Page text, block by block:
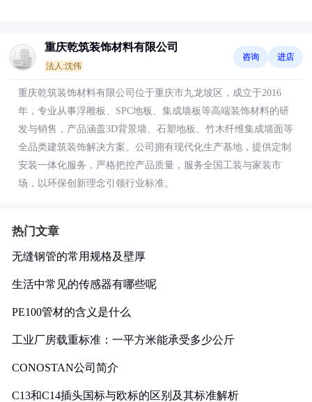
重庆乾筑装饰材料有限公司
法人:沈伟
咨询 进店
重庆乾筑装饰材料有限公司位于重庆市九龙坡区，成立于2016
年，专业从事浮雕板、SPC地板、集成墙板等高端装饰材料的研
发与销售，产品涵盖3D背景墙、石塑地板、竹木纤维集成墙面等
全品类建筑装饰解决方案。公司拥有现代化生产基地，提供定制
安装一体化服务，严格把控产品质量，服务全国工装与家装市
场，以环保创新理念引领行业标准。
热门文章
无缝钢管的常用规格及壁厚
生活中常见的传感器有哪些呢
PE100管材的含义是什么
工业厂房载重标准：一平方米能承受多少公斤
CONOSTAN公司简介
C13和C14插头国标与欧标的区别及其标准解析